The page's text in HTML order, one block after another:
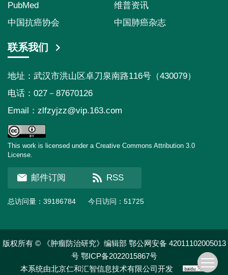
PubMed
维普资讯
中国抗癌协会
中国肺癌杂志
联系我们
地址：武汉市洪山区卓刀泉南路116号（430079）
电话：027－87670126
Email： zlfzyjzz@vip.163.com
This work is licensed under a Creative Commons Attribution 3.0
License.
邮件订阅 RSS
总访问量： 39186784 今日访问： 51725
版权所有 © 《肿瘤防治研究》编辑部 鄂公网安备 42011102005013
号 鄂ICP备2022015867号
本系统由北京仁和汇智信息技术有限公司开发